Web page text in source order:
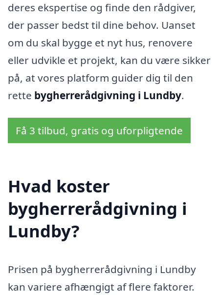
deres ekspertise og finde den rådgiver,
der passer bedst til dine behov. Uanset
om du skal bygge et nyt hus, renovere
eller udvikle et projekt, kan du være sikker
på, at vores platform guider dig til den
rette bygherrerådgivning i Lundby.
Få 3 tilbud, gratis og uforpligtende
Hvad koster
bygherrerådgivning i
Lundby?
Prisen på bygherrerådgivning i Lundby
kan variere afhængigt af flere faktorer.